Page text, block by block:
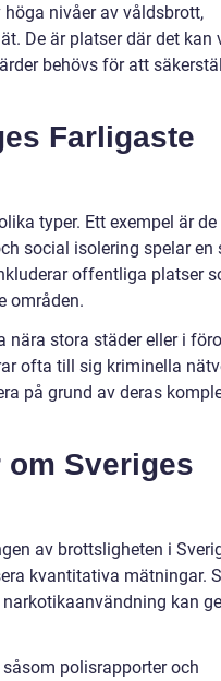
nivåer av våldsbrott,
De är platser där det kan
behövs för att
Farligaste
typer. Ett exempel är
social isolering spelar en
offentliga platser
områden.
stora städer eller i
ofta till sig kriminella
på grund av deras
Sveriges
av brottsligheten i
kvantitativa mätningar.
kan
polisrapporter och